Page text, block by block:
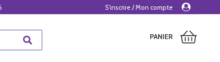
PANIER
S'inscrire / Mon compte